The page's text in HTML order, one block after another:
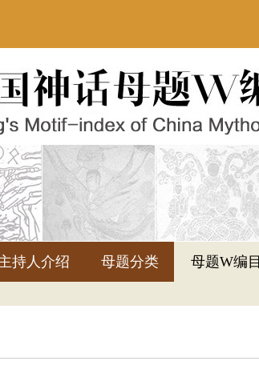
持人介绍 母题分类 母题W编目